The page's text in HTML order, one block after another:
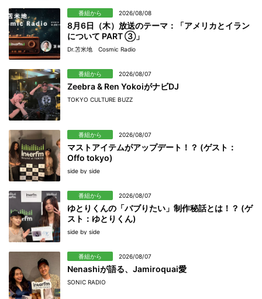
番組から 2026/08/08
8月6日（木）放送のテーマ：「アメリカとイラン
について PART ③」
Dr.苫米地 Cosmic Radio
番組から 2026/08/07
Zeebra & Ren YokoiがナビDJ
TOKYO CULTURE BUZZ
番組から 2026/08/07
マストアイテムがアップデート！？ (ゲスト：
Offo tokyo)
side by side
番組から 2026/08/07
ゆとりくんの「バブりたい」制作秘話とは！？ (ゲ
スト：ゆとりくん)
side by side
番組から 2026/08/07
Nenashiが語る、Jamiroquai愛
SONIC RADIO